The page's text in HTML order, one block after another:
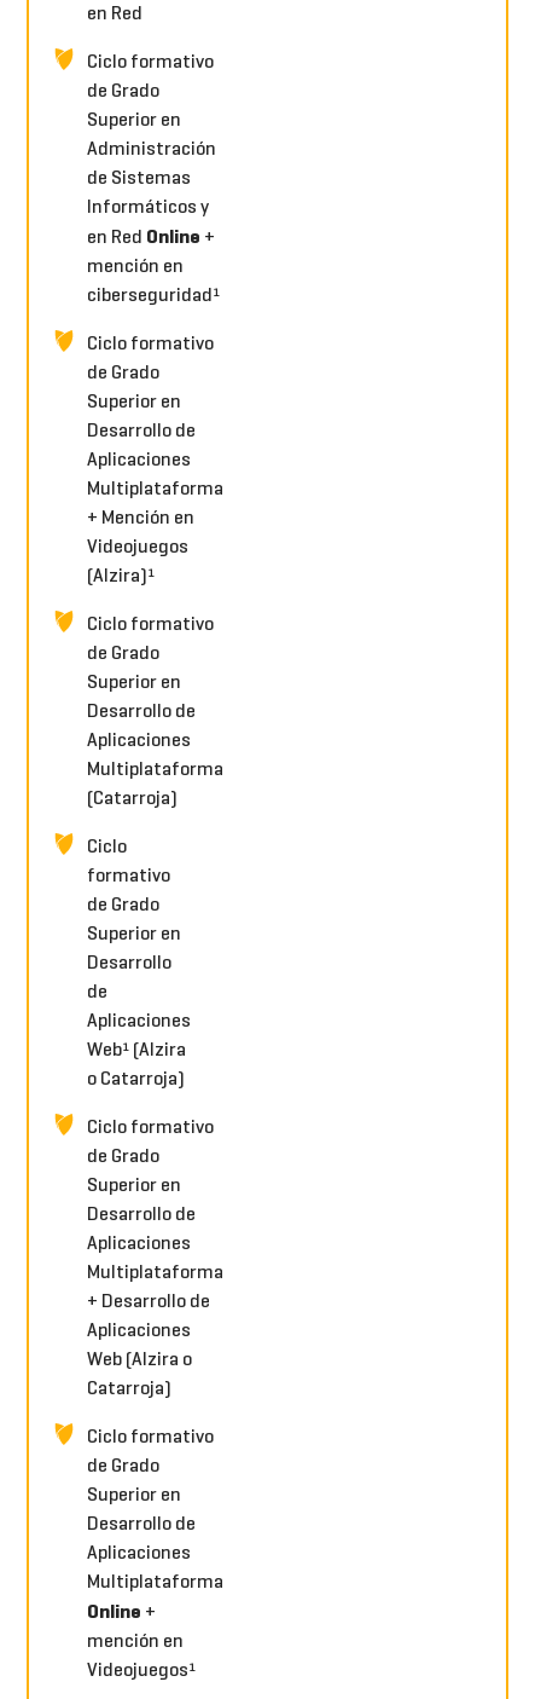
en Red
Ciclo formativo
de Grado
Superior en
Administración
de Sistemas
Informáticos y
en Red Online +
mención en
ciberseguridad¹
Ciclo formativo
de Grado
Superior en
Desarrollo de
Aplicaciones
Multiplataforma
+ Mención en
Videojuegos
(Alzira)¹
Ciclo formativo
de Grado
Superior en
Desarrollo de
Aplicaciones
Multiplataforma
(Catarroja)
Ciclo
formativo
de Grado
Superior en
Desarrollo
de
Aplicaciones
Web¹ (Alzira
o Catarroja)
Ciclo formativo
de Grado
Superior en
Desarrollo de
Aplicaciones
Multiplataforma
+ Desarrollo de
Aplicaciones
Web (Alzira o
Catarroja)
Ciclo formativo
de Grado
Superior en
Desarrollo de
Aplicaciones
Multiplataforma
Online +
mención en
Videojuegos¹